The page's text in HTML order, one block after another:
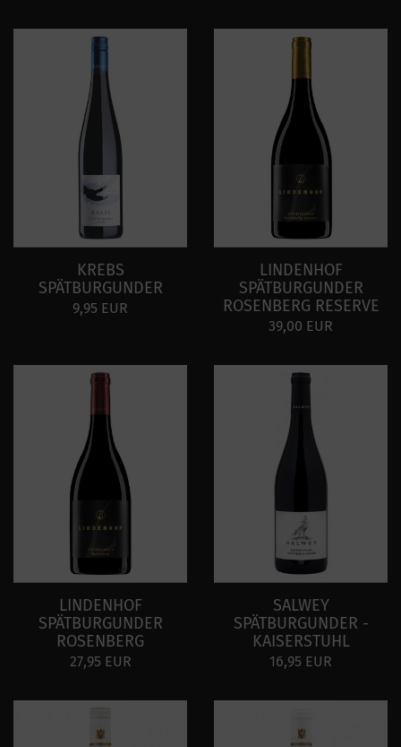
KREBS
SPÄTBURGUNDER
9,95 EUR
LINDENHOF
SPÄTBURGUNDER
ROSENBERG RESERVE
39,00 EUR
LINDENHOF
SPÄTBURGUNDER
ROSENBERG
27,95 EUR
SALWEY
SPÄTBURGUNDER -
KAISERSTUHL
16,95 EUR